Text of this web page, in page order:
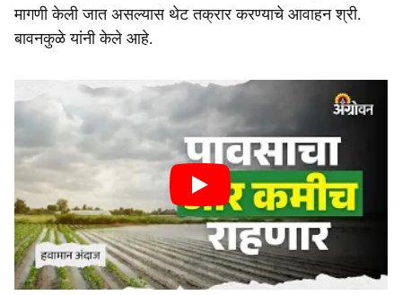
मागणी केली जात असल्यास थेट तक्रार करण्याचे आवाहन श्री.
बावनकुळे यांनी केले आहे.